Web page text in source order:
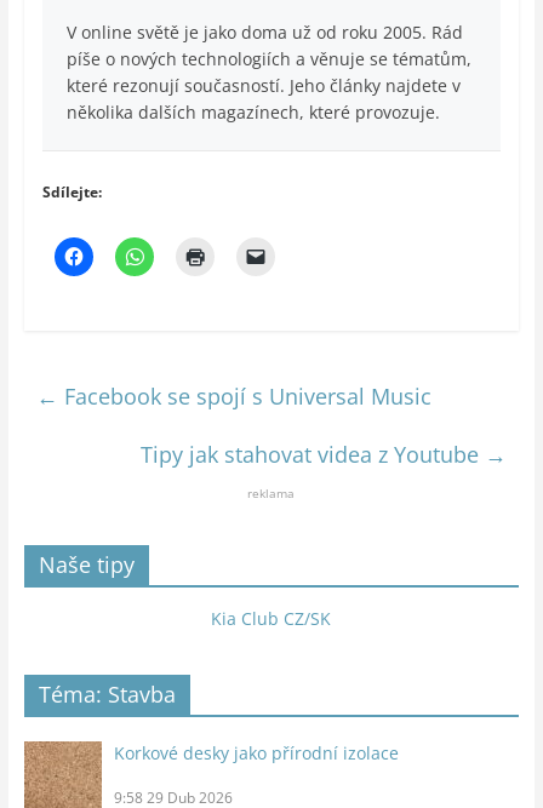
V online světě je jako doma už od roku 2005. Rád
píše o nových technologiích a věnuje se tématům,
které rezonují současností. Jeho články najdete v
několika dalších magazínech, které provozuje.
Sdílejte:
← Facebook se spojí s Universal Music
Tipy jak stahovat videa z Youtube →
reklama
Naše tipy
Kia Club CZ/SK
Téma: Stavba
Korkové desky jako přírodní izolace
9:58 29 Dub 2026